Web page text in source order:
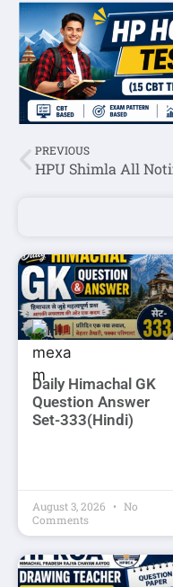
PREVIOUS
Daily Himachal GK
Question Answer
Set-333(Hindi)
August 3, 2026
No
Comments